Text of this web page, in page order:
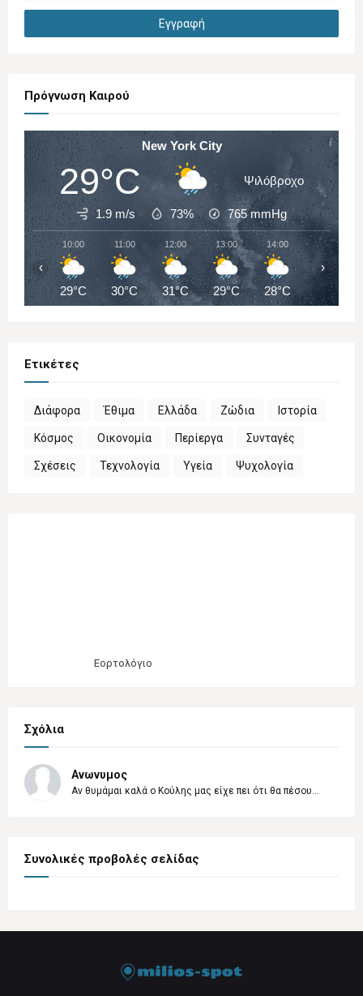
Πρόγνωση Καιρού
New York City
29°C Ψιλόβροχο
1.9 m/s 73% 765mmHg
10:00
29°C
11:00
30°C
12:00
31°C
13:00
29°C
14:00
28°C
15:00
30°C
‹ ›
Ετικέτες
Διάφορα Έθιμα Ελλάδα Ζώδια Ιστορία
Κόσμος Οικονομία Περίεργα Συνταγές
Σχέσεις Τεχνολογία Υγεία Ψυχολογία
Εορτολόγιο
Σχόλια
Ανωνυμος
Αν θυμάμαι καλά ο Κούλης μας είχε πει ότι θα πέσου...
Συνολικές προβολές σελίδας